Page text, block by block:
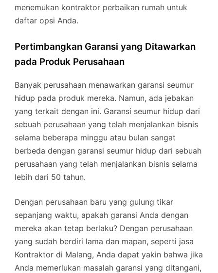
menemukan kontraktor perbaikan rumah untuk
daftar opsi Anda.
Pertimbangkan Garansi yang Ditawarkan
pada Produk Perusahaan
Banyak perusahaan menawarkan garansi seumur
hidup pada produk mereka. Namun, ada jebakan
yang terkait dengan ini. Garansi seumur hidup dari
sebuah perusahaan yang telah menjalankan bisnis
selama beberapa minggu atau bulan sangat
berbeda dengan garansi seumur hidup dari sebuah
perusahaan yang telah menjalankan bisnis selama
lebih dari 50 tahun.
Dengan perusahaan baru yang gulung tikar
sepanjang waktu, apakah garansi Anda dengan
mereka akan tetap berlaku? Dengan perusahaan
yang sudah berdiri lama dan mapan, seperti jasa
Kontraktor di Malang, Anda dapat yakin bahwa jika
Anda memerlukan masalah garansi yang ditangani,